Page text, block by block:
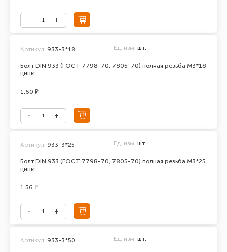
Болт DIN 933 (ГОСТ 7798-70, 7805-70) полная резьба М3*18
цинк
Артикул: 933-3*18 Ед. изм. шт.
1.60 ₽
Болт DIN 933 (ГОСТ 7798-70, 7805-70) полная резьба М3*25
цинк
Артикул: 933-3*25 Ед. изм. шт.
1.56 ₽
Артикул: 933-3*50 Ед. изм. шт.